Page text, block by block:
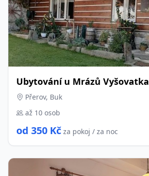
Ubytování u Mrázů Vyšovatka
Přerov, Buk
až 10 osob
od 350 Kč za pokoj / za noc